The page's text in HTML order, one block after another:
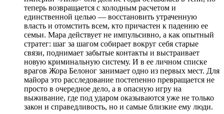
теперь возвращается с холодным расчетом и
единственной целью — восстановить утраченную
власть и отомстить всем, кто причастен к падению ее
семьи. Мара действует не импульсивно, а как опытный
стратег: шаг за шагом собирает вокруг себя старые
связи, поднимает забытые контакты и выстраивает
новую криминальную систему. И в ее личном списке
врагов Жора Белоног занимает одно из первых мест. Для
майора это расследование постепенно превращается не
просто в очередное дело, а в опасную игру на
выживание, где под ударом оказываются уже не только
закон и справедливость, но и самые близкие ему люди.